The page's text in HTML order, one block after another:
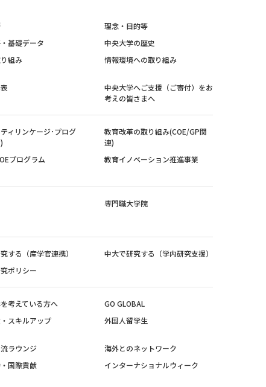
理念・目的等
基礎データ
中央大学の歴史
組み 情報環境への取り組み
中央大学へご支援（ご寄付）をお
考えの皆さまへ
ィリンケージ･プログ
教育改革の取り組み(COE/GP関
連)
プログラム 教育イノベーション推進事業
専門職大学院
する（産学官連携）
中大で研究する（学内研究支援）
ポリシー
考えている方へ
GO GLOBAL
スキルアップ 外国人留学生
ラウンジ
海外とのネットワーク
国際貢献 インターナショナルウィーク